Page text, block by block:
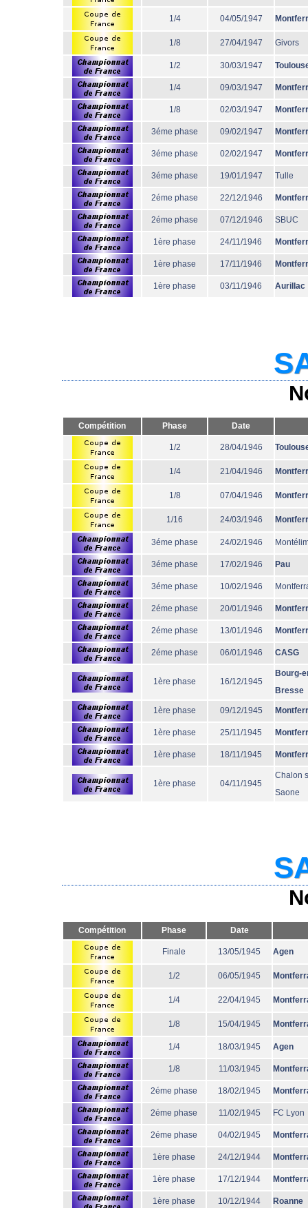
1/4 04/05/1947
1/8 27/04/1947 Givors
1/2 30/03/1947
1/4 09/03/1947
1/8 02/03/1947
3éme phase 09/02/1947
3éme phase 02/02/1947
3éme phase 19/01/1947 Tulle
2éme phase 22/12/1946
2éme phase 07/12/1946 SBUC
1ère phase 24/11/1946
1ère phase 17/11/1946
1ère phase 03/11/1946 Aurillac
Compétition Phase Date
1/2 28/04/1946
1/4 21/04/1946
1/8 07/04/1946
1/16 24/03/1946
3éme phase 24/02/1946
3éme phase 17/02/1946 Pau
3éme phase 10/02/1946
2éme phase 20/01/1946
2éme phase 13/01/1946
2éme phase 06/01/1946 CASG
1ère phase 16/12/1945
Bourg-
Bresse
1ère phase 09/12/1945
1ère phase 25/11/1945
1ère phase 18/11/1945
1ère phase 04/11/1945
Chalon
Saone
Compétition Phase Date
Finale 13/05/1945 Agen
1/2 06/05/1945
1/4 22/04/1945
1/8 15/04/1945
1/4 18/03/1945 Agen
1/8 11/03/1945
2éme phase 18/02/1945
2éme phase 11/02/1945 FC Lyon
2éme phase 04/02/1945
1ère phase 24/12/1944
1ère phase 17/12/1944
1ère phase 10/12/1944 Roanne